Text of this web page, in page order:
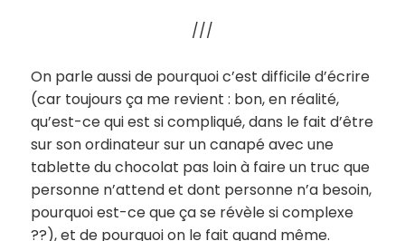
///
On parle aussi de pourquoi c’est difficile d’écrire
(car toujours ça me revient : bon, en réalité,
qu’est-ce qui est si compliqué, dans le fait d’être
sur son ordinateur sur un canapé avec une
tablette du chocolat pas loin à faire un truc que
personne n’attend et dont personne n’a besoin,
pourquoi est-ce que ça se révèle si complexe
??), et de pourquoi on le fait quand même.